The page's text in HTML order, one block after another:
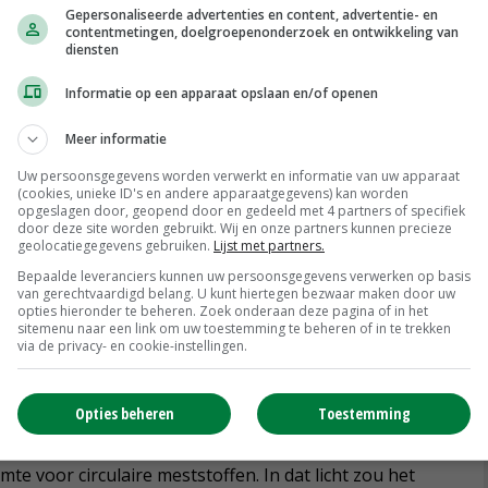
van Europese regelgeving op dit gebied.
Volgens de huidige interpretaties zouden
bewerkt. Het is een totaal ander product dan
met verschillende kunstmestsoorten en er komen
ligt de CO2-footprint lager dan bij KAS
aangemerkt als een vorm van kunstmest.'
en Brussel. 'Sharon Dijksma, Van Dams
al regelen', zegt Kager.
zal gaan, want ze is zelf bezig met een nieuwe
en minimumeisen voor meststoffen. De
voor circulaire meststoffen. In dat licht zou het
Gepersonaliseerde advertenties en content, advertentie- en
contentmetingen, doelgroepenonderzoek en ontwikkeling van
diensten
Informatie op een apparaat opslaan en/of openen
Meer informatie
Uw persoonsgegevens worden verwerkt en informatie van uw apparaat
(cookies, unieke ID's en andere apparaatgegevens) kan worden
opgeslagen door, geopend door en gedeeld met 4 partners of specifiek
door deze site worden gebruikt. Wij en onze partners kunnen precieze
geolocatiegegevens gebruiken. Lijst met partners.
Bepaalde leveranciers kunnen uw persoonsgegevens verwerken op basis
van gerechtvaardigd belang. U kunt hiertegen bezwaar maken door uw
opties hieronder te beheren. Zoek onderaan deze pagina of in het
sitemenu naar een link om uw toestemming te beheren of in te trekken
via de privacy- en cookie-instellingen.
Toestemming
Opties beheren